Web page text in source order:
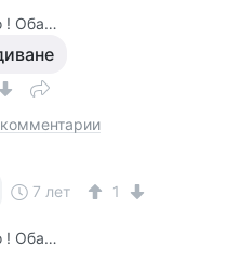
Масяня Дочь Бонифацио ! Обалдеть !
7 лет 1
Масяня Дочь Бонифацио ! Обалдеть !